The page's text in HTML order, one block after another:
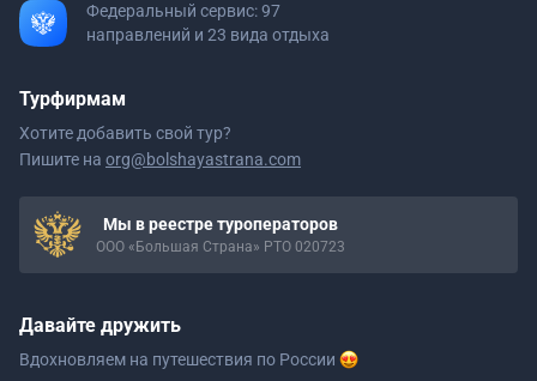
Федеральный сервис: 97
направлений и 23 вида отдыха
Турфирмам
Хотите добавить свой тур?
Пишите на org@bolshayastrana.com
Мы в реестре туроператоров
ООО «Большая Страна» РТО 020723
Давайте дружить
Вдохновляем на путешествия по России